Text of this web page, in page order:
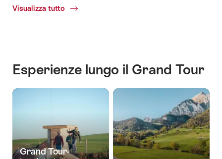
Visualizza tutto
Common.Of
Esperienze lungo il Grand Tour
Grand Tour-